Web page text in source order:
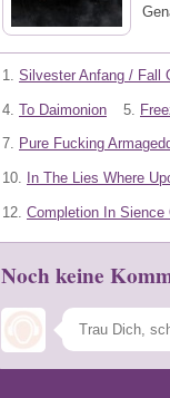
1. Silvester Anfang / Fall
4. To Daimonion 5.
7. Pure Fucking
10. In The Lies Where
12. Completion In Sience
Noch keine